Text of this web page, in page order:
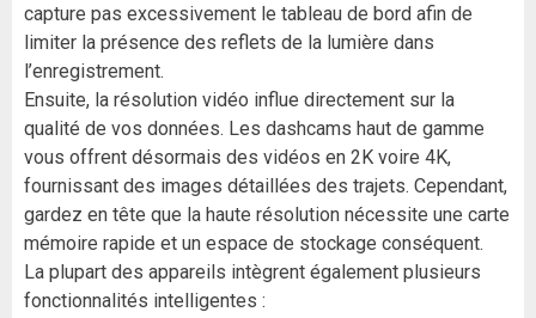
capture pas excessivement le tableau de bord afin de
limiter la présence des reflets de la lumière dans
l’enregistrement.
Ensuite, la résolution vidéo influe directement sur la
qualité de vos données. Les dashcams haut de gamme
vous offrent désormais des vidéos en 2K voire 4K,
fournissant des images détaillées des trajets. Cependant,
gardez en tête que la haute résolution nécessite une carte
mémoire rapide et un espace de stockage conséquent.
La plupart des appareils intègrent également plusieurs
fonctionnalités intelligentes :